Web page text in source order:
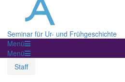
Seminar für Ur- und Frühgeschichte
Menü
Menü
Staff